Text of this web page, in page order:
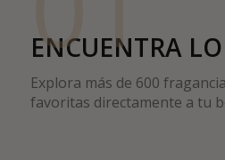
ENCUENTRA
Explora más de 600
favoritas directamente a tu